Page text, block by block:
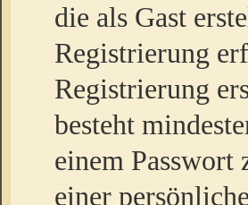
die als Gast
Registrierung
Registrierung
besteht
einem
einer